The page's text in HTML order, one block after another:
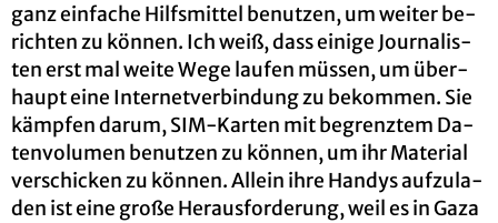
ganz ein­fa­che Hilfs­mit­tel be­nut­zen, um wei­ter be­
rich­ten zu kön­nen. Ich weiß, dass ei­ni­ge Jour­na­lis­
ten erst mal weite Wege lau­fen müs­sen, um über­
haupt eine In­ter­net­ver­bin­dung zu be­kom­men. Sie
kämp­fen darum, SIM-Kar­ten mit be­grenz­tem Da­
ten­vo­lu­men be­nut­zen zu kön­nen, um ihr Ma­te­ri­al
ver­schi­cken zu kön­nen. Al­lein ihre Han­dys auf­zu­la­
den ist eine große Her­aus­for­de­rung, weil es in Gaza